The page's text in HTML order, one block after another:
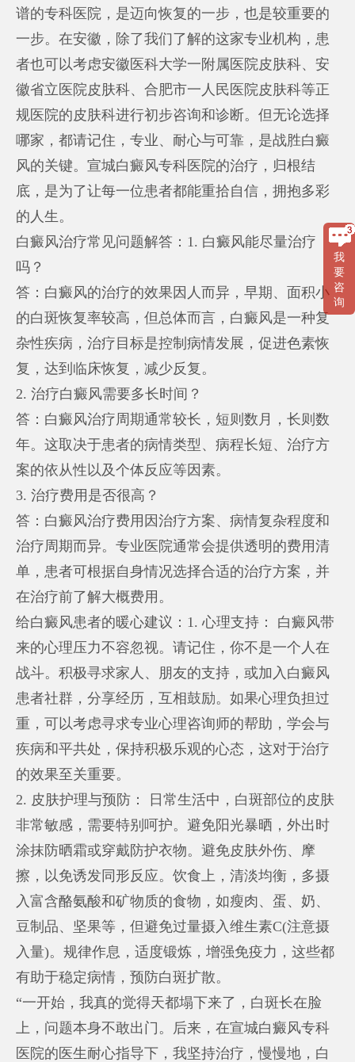
谱的专科医院，是迈向恢复的一步，也是较重要的
一步。在安徽，除了我们了解的这家专业机构，患
者也可以考虑安徽医科大学一附属医院皮肤科、安
徽省立医院皮肤科、合肥市一人民医院皮肤科等正
规医院的皮肤科进行初步咨询和诊断。但无论选择
哪家，都请记住，专业、耐心与可靠，是战胜白癜
风的关键。宣城白癜风专科医院的治疗，归根结
底，是为了让每一位患者都能重拾自信，拥抱多彩
的人生。
白癜风治疗常见问题解答：1. 白癜风能尽量治疗
吗？
答：白癜风的治疗的效果因人而异，早期、面积小
的白斑恢复率较高，但总体而言，白癜风是一种复
杂性疾病，治疗目标是控制病情发展，促进色素恢
复，达到临床恢复，减少反复。
2. 治疗白癜风需要多长时间？
答：白癜风治疗周期通常较长，短则数月，长则数
年。这取决于患者的病情类型、病程长短、治疗方
案的依从性以及个体反应等因素。
3. 治疗费用是否很高？
答：白癜风治疗费用因治疗方案、病情复杂程度和
治疗周期而异。专业医院通常会提供透明的费用清
单，患者可根据自身情况选择合适的治疗方案，并
在治疗前了解大概费用。
给白癜风患者的暖心建议：1. 心理支持： 白癜风带
来的心理压力不容忽视。请记住，你不是一个人在
战斗。积极寻求家人、朋友的支持，或加入白癜风
患者社群，分享经历，互相鼓励。如果心理负担过
重，可以考虑寻求专业心理咨询师的帮助，学会与
疾病和平共处，保持积极乐观的心态，这对于治疗
的效果至关重要。
2. 皮肤护理与预防： 日常生活中，白斑部位的皮肤
非常敏感，需要特别呵护。避免阳光暴晒，外出时
涂抹防晒霜或穿戴防护衣物。避免皮肤外伤、摩
擦，以免诱发同形反应。饮食上，清淡均衡，多摄
入富含酪氨酸和矿物质的食物，如瘦肉、蛋、奶、
豆制品、坚果等，但避免过量摄入维生素C(注意摄
入量)。规律作息，适度锻炼，增强免疫力，这些都
有助于稳定病情，预防白斑扩散。
“一开始，我真的觉得天都塌下来了，白斑长在脸
上，问题本身不敢出门。后来，在宣城白癜风专科
医院的医生耐心指导下，我坚持治疗，慢慢地，白
我
要
咨
询